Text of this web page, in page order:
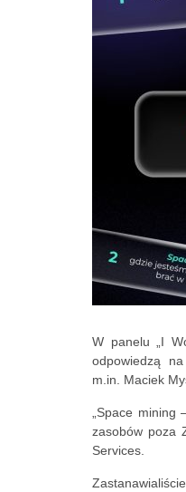
W panelu „I
odpowiedzą
m.in. Maciek
„Space
zasobów poza
Services.